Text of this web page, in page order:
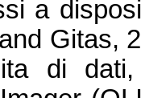
a
Gitas,
di